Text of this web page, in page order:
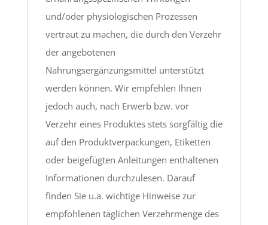
und/oder physiologischen Prozessen
vertraut zu machen, die durch den Verzehr
der angebotenen
Nahrungsergänzungsmittel unterstützt
werden können. Wir empfehlen Ihnen
jedoch auch, nach Erwerb bzw. vor
Verzehr eines Produktes stets sorgfältig die
auf den Produktverpackungen, Etiketten
oder beigefügten Anleitungen enthaltenen
Informationen durchzulesen. Darauf
finden Sie u.a. wichtige Hinweise zur
empfohlenen täglichen Verzehrmenge des